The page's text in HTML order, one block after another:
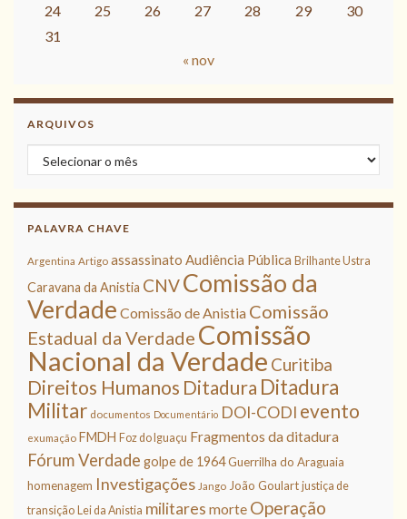
24
25 26 27 28 29
30
31
« nov
ARQUIVOS
Arquivos
PALAVRA CHAVE
Argentina Artigo assassinato Audiência Pública Brilhante Ustra
Caravana da Anistia CNVComissão da
Verdade Comissão de Anistia Comissão
Estadual da Verdade Comissão
Nacional da Verdade Curitiba
Direitos Humanos Ditadura Ditadura
Militar documentos Documentário DOI-CODI evento
exumação FMDH Foz do Iguaçu Fragmentos da ditadura
Fórum Verdade golpe de 1964Guerrilha do Araguaia
homenagem Investigações Jango João Goulart justiça de
transição
Lei da Anistia militares morte Operação